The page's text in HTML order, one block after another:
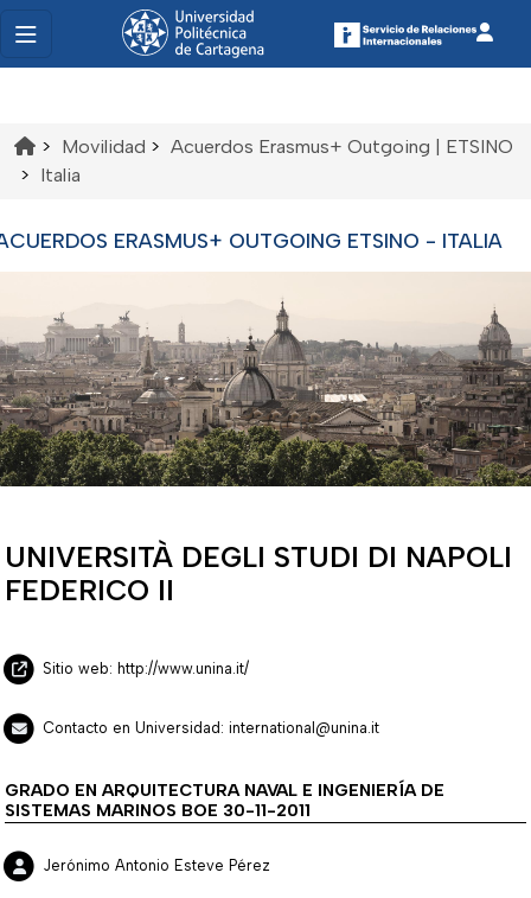
> Movilidad > Acuerdos Erasmus+ Outgoing | ETSINO
> Italia
ERASMUS+ OUTGOING ETSINO - ITALIA
UNIVERSITÀ DEGLI STUDI DI NAPOLI
FEDERICO II
Sitio web: http://www.unina.it/
Contacto en Universidad: international@unina.it
GRADO EN ARQUITECTURA NAVAL E INGENIERÍA DE
SISTEMAS MARINOS BOE 30-11-2011
Jerónimo Antonio Esteve Pérez